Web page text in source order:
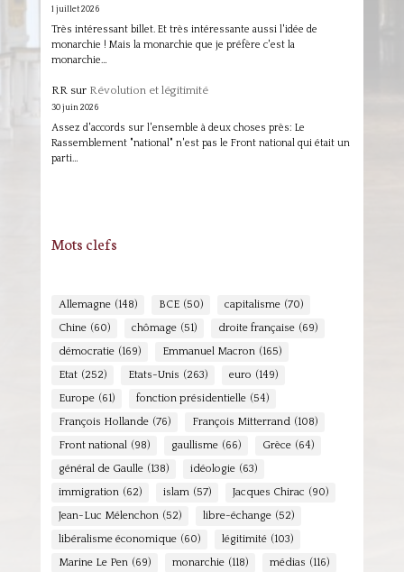
1 juillet 2026
Très intéressant billet. Et très intéressante aussi l'idée de
monarchie ! Mais la monarchie que je préfère c'est la
monarchie…
RR sur Révolution et légitimité
30 juin 2026
Assez d'accords sur l'ensemble à deux choses près: Le
Rassemblement "national" n'est pas le Front national qui était un
parti…
Mots clefs
Allemagne (148) BCE (50) capitalisme (70)
Chine (60) chômage (51) droite française (69)
démocratie (169) Emmanuel Macron (165)
Etat (252) Etats-Unis (263) euro (149)
Europe (61) fonction présidentielle (54)
François Hollande (76) François Mitterrand (108)
Front national (98) gaullisme (66) Grèce (64)
général de Gaulle (138) idéologie (63)
immigration (62) islam (57) Jacques Chirac (90)
Jean-Luc Mélenchon (52) libre-échange (52)
libéralisme économique (60) légitimité (103)
Marine Le Pen (69) monarchie (118) médias (116)